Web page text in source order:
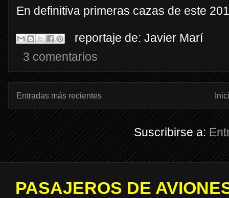
En definitiva primeras cazas de este
reportaje de: Javier Marí
3 comentarios
Entradas más recientes
Suscribirse a:
PASAJEROS DE